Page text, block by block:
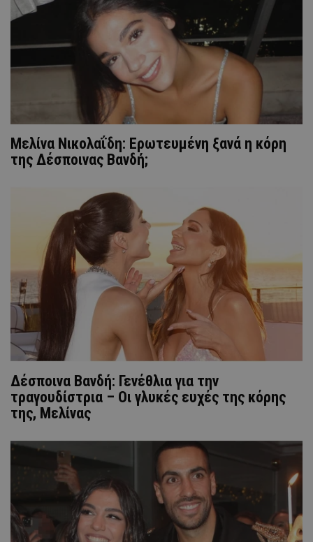
Μελίνα Νικολαΐδη: Ερωτευμένη ξανά η κόρη
της Δέσποινας Βανδή;
Δέσποινα Βανδή: Γενέθλια για την
τραγουδίστρια – Οι γλυκές ευχές της κόρης
της, Μελίνας